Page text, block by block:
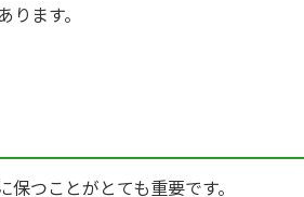
ます。
つことがとても重要です。